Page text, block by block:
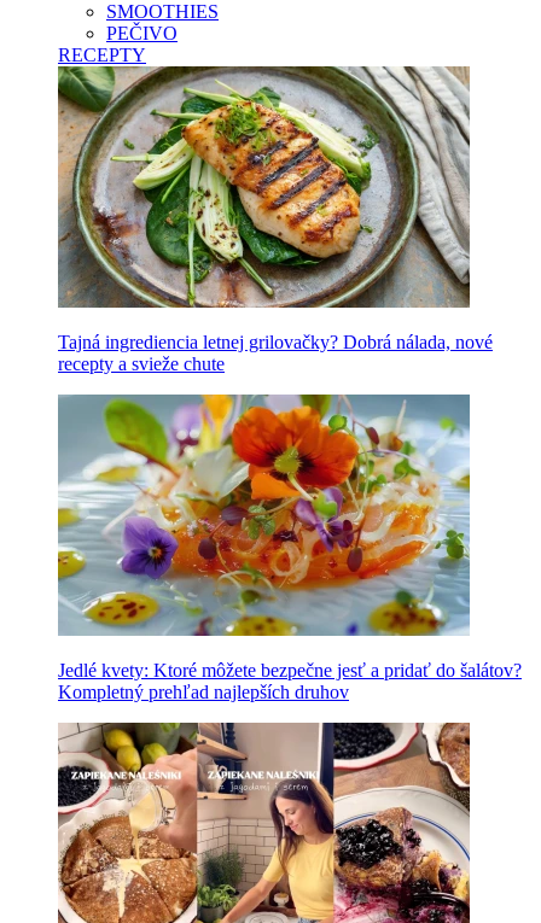
SMOOTHIES
PEČIVO
RECEPTY
Tajná ingrediencia letnej grilovačky? Dobrá nálada, nové
recepty a svieže chute
Jedlé kvety: Ktoré môžete bezpečne jesť a pridať do šalátov?
Kompletný prehľad najlepších druhov